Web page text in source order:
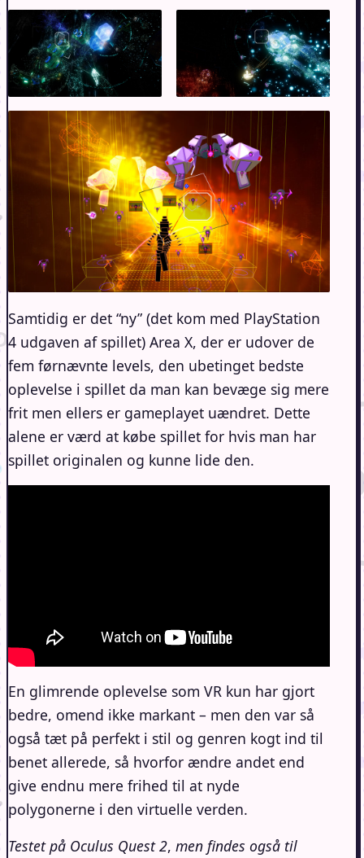
Samtidig er det “ny” (det kom med PlayStation
4 udgaven af spillet) Area X, der er udover de
fem førnævnte levels, den ubetinget bedste
oplevelse i spillet da man kan bevæge sig mere
frit men ellers er gameplayet uændret. Dette
alene er værd at købe spillet for hvis man har
spillet originalen og kunne lide den.
En glimrende oplevelse som VR kun har gjort
bedre, omend ikke markant – men den var så
også tæt på perfekt i stil og genren kogt ind til
benet allerede, så hvorfor ændre andet end
give endnu mere frihed til at nyde
polygonerne i den virtuelle verden.
Testet på Oculus Quest 2, men findes også til